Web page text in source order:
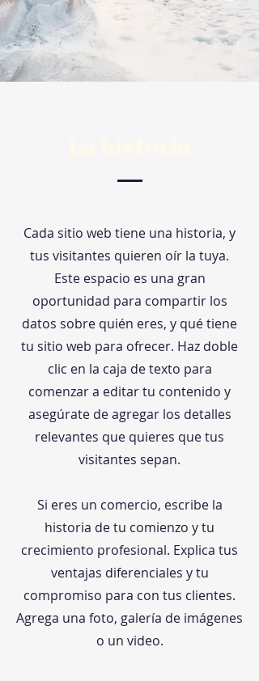
Cada sitio web tiene una historia, y
tus visitantes quieren oír la tuya.
Este espacio es una gran
oportunidad para compartir los
datos sobre quién eres, y qué tiene
tu sitio web para ofrecer. Haz doble
clic en la caja de texto para
comenzar a editar tu contenido y
asegúrate de agregar los detalles
relevantes que quieres que tus
visitantes sepan.
Si eres un comercio, escribe la
historia de tu comienzo y tu
crecimiento profesional. Explica tus
ventajas diferenciales y tu
compromiso para con tus clientes.
Agrega una foto, galería de imágenes
o un video.